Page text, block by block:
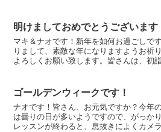
明けましておめでとうございます
マキ＆ナオです！新年を如何お過ごしで
りまして、素敵な年になりますようお祈
よろしくお願い致します。皆さんは、初
ゴールデンウィークです！
ナオです！皆さん、お元気ですか？今年
は曇りの日が多いようですので、がっか
レッスンが終わると、息抜きによくカメ